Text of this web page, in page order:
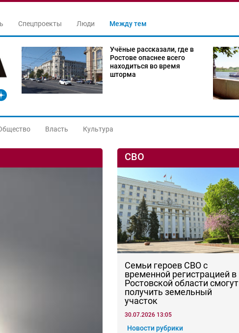
Спецпроекты Люди Между тем
Учёные рассказали, где в
Ростове опаснее всего
находиться во время
шторма
Власть Культура
СВО
Семьи героев СВО с
временной регистрацией в
Ростовской области смогут
получить земельный
участок
30.07.2026 13:05
Новости рубрики